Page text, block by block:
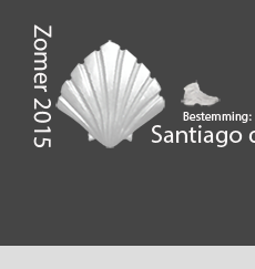
naar
inhoudZomer
2015,
Santiago